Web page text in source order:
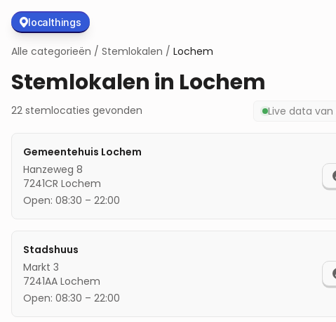
localthings
Alle categorieën / Stemlokalen / Lochem
Stemlokalen in Lochem
22 stemlocaties gevonden Live data van
Gemeentehuis Lochem
Hanzeweg 8
7241CR Lochem
Open: 08:30 – 22:00
Stadshuus
Markt 3
7241AA Lochem
Open: 08:30 – 22:00